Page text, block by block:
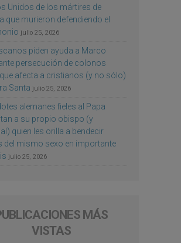
Unidos de los mártires de
que murieron defendiendo el
julio 25, 2026
piden ayuda a Marco
persecución de colonos
afecta a cristianos (y no sólo)
Santa julio 25, 2026
alemanes fieles al Papa
a su propio obispo (y
quien les orilla a bendecir
del mismo sexo en importante
julio 25, 2026
MÁS
VISTAS